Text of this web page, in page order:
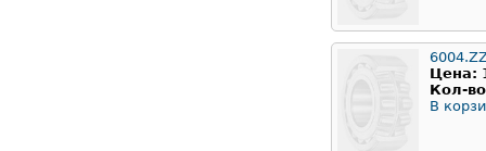
Цена:
Кол-
В